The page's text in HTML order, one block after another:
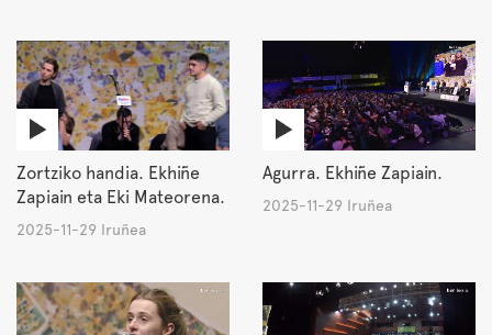
Zortziko handia. Ekhiñe
Zapiain eta Eki Mateorena.
2025-11-29 Iruñea
Agurra. Ekhiñe Zapiain.
2025-11-29 Iruñea